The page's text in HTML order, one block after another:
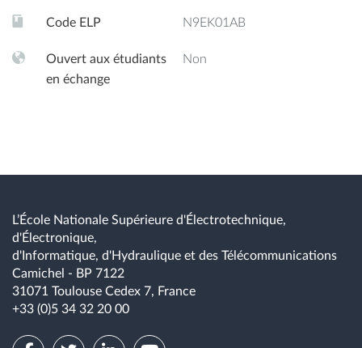
Code ELP N9EK01AB
Ouvert aux étudiants
en échange
Non
L’École Nationale Supérieure d'Électrotechnique,
d'Électronique,
d'Informatique, d'Hydraulique et des Télécommunications
Camichel - BP 7122
31071 Toulouse Cedex 7, France
+33 (0)5 34 32 20 00